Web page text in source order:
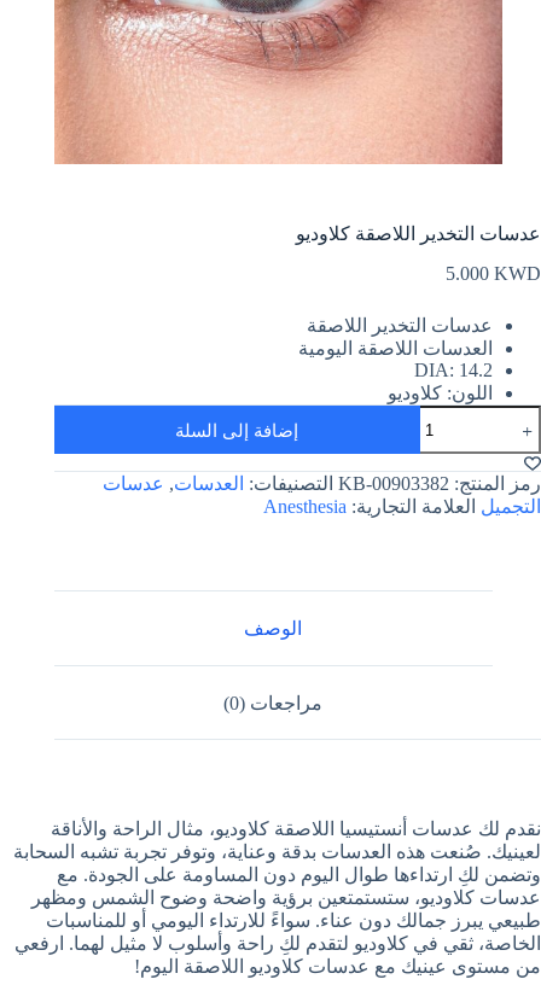
عدسات التخدير اللاصقة كلاوديو
5.000 KWD
عدسات التخدير اللاصقة
العدسات اللاصقة اليومية
DIA: 14.2
اللون: كلاوديو
عدسات
التخدير
اللاصقة
كلاوديو
إضافة إلى السلة
رمز المنتج: KB-00903382 التصنيفات: العدسات, عدسات
التجميل العلامة التجارية: Anesthesia
الوصف
مراجعات (0)
نقدم لك عدسات أنستيسيا اللاصقة كلاوديو، مثال الراحة والأناقة
لعينيك. صُنعت هذه العدسات بدقة وعناية، وتوفر تجربة تشبه السحابة
وتضمن لكِ ارتداءها طوال اليوم دون المساومة على الجودة. مع
عدسات كلاوديو، ستستمتعين برؤية واضحة وضوح الشمس ومظهر
طبيعي يبرز جمالك دون عناء. سواءً للارتداء اليومي أو للمناسبات
الخاصة، ثقي في كلاوديو لتقدم لكِ راحة وأسلوب لا مثيل لهما. ارفعي
من مستوى عينيك مع عدسات كلاوديو اللاصقة اليوم!